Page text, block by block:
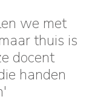
we met
thuis is
docent
handen